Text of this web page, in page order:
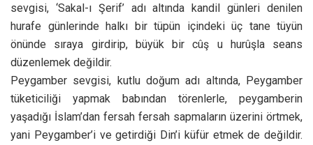
sevgisi, ‘Sakal-ı Şerif’ adı altında kandil günleri denilen
hurafe günlerinde halkı bir tüpün içindeki üç tane tüyün
önünde sıraya girdirip, büyük bir cûş u hurûşla seans
düzenlemek değildir.
Peygamber sevgisi, kutlu doğum adı altında, Peygamber
tüketiciliği yapmak babından törenlerle, peygamberin
yaşadığı İslam’dan fersah fersah sapmaların üzerini örtmek,
yani Peygamber’i ve getirdiği Din’i küfür etmek de değildir.